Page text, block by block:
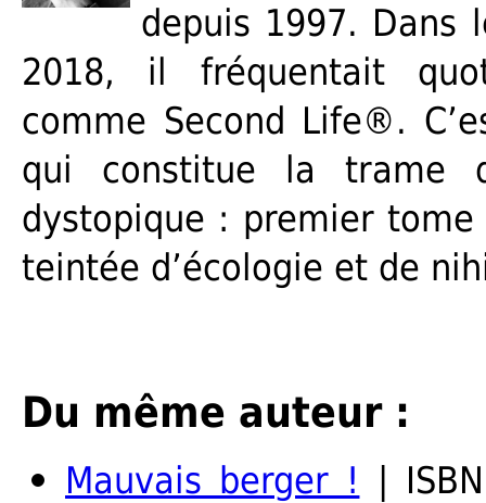
depuis 1997. Dans
2018, il fréquentait
comme Second Life®.
qui constitue la trame
dystopique : premier
teintée d’écologie et de
Du même auteur :
Mauvais berger ! |